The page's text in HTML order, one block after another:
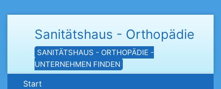
Sanitätshaus - Orthopädie
SANITÄTSHAUS - ORTHOPÄDIE -
UNTERNEHMEN FINDEN
Start